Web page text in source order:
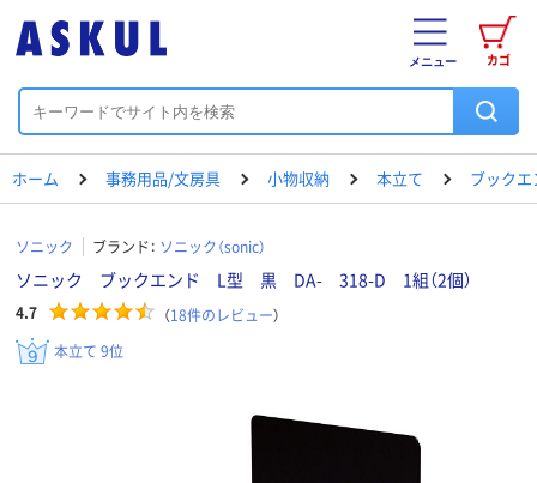
カゴ
メニュー
ホーム 事務用品/文房具 小物収納 本立て ブックエ
ソニック ブランド： ソニック（sonic）
ソニック ブックエンド L型 黒 DA- 318-D 1組（2個）
4.7 （18件のレビュー）
本立て 9位